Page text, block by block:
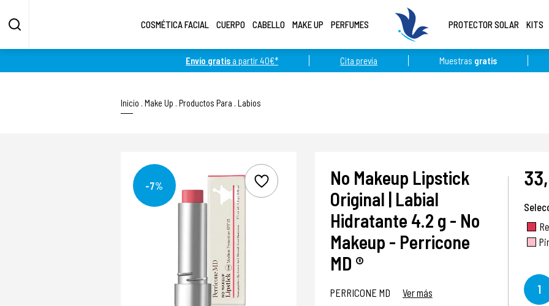
Envío gratis a partir 40€* Cita previa Muestras gratis
COSMÉTICA FACIAL CUERPO CABELLO MAKE UP PERFUMES PROTECTOR SOLAR KITS
Inicio Make Up Productos Para Labios
-7%
No Makeup Lipstick
Original | Labial
Hidratante 4.2 g - No
Makeup - Perricone
MD ®
PERRICONE MD Ver más 1